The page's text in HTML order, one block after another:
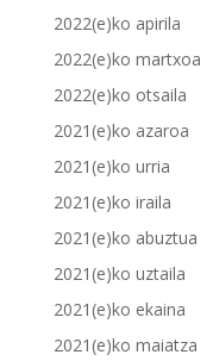
2022(e)ko apirila
2022(e)ko martxoa
2022(e)ko otsaila
2021(e)ko azaroa
2021(e)ko urria
2021(e)ko iraila
2021(e)ko abuztua
2021(e)ko uztaila
2021(e)ko ekaina
2021(e)ko maiatza